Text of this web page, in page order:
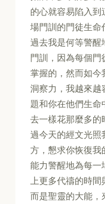
的心就容易陷入
場門訓的門徒生命
過去我是何等警醒
門訓，因為每個
掌握的，然而如今
洞察力，我越來越
題和你在他們生命
去一樣花那麼多的
過今天的經文光照
方，懇求你恢復我
能力警醒地為每一
上更多代禱的時間
而是聖靈的大能，